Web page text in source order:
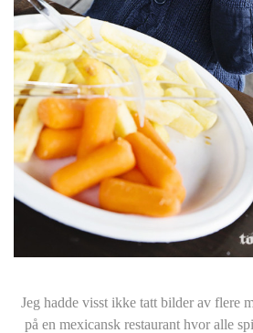
Jeg hadde visst ikke tatt bilder av flere
på en mexicansk restaurant hvor alle